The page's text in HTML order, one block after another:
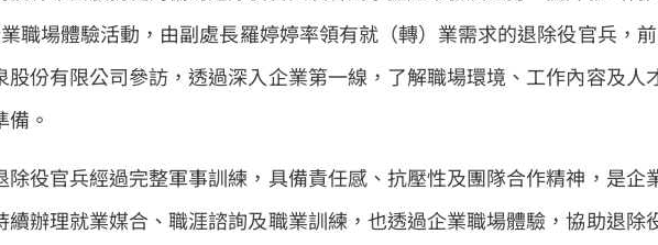
職場體驗活動，由副處長羅婷婷率領有就（轉）業需求的退除役官兵，前
份有限公司參訪，透過深入企業第一線，了解職場環境、工作內容及人
。
役官兵經過完整軍事訓練，具備責任感、抗壓性及團隊合作精神，是企
辦理就業媒合、職涯諮詢及職業訓練，也透過企業職場體驗，協助退除